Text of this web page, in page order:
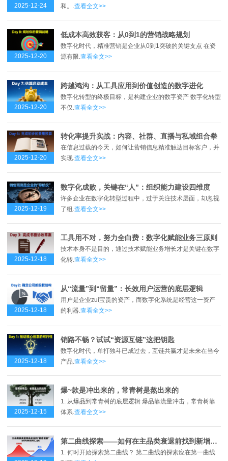
2025-12-24
和。. 查看全文>>
2025-12-20
低成本高效获客：从0到1的营销战略规划
数字化时代，精准营销是企业从0到1突破的关键支点 在资
源有限.查看全文>>
2025-12-20
跨越鸿沟：从工具应用到价值创造的数字进化
数字化转型的终极目标，是构建企业的数字资产 数字化转型
不仅. 查看全文>>
2025-12-20
转化率提升实战：内容、社群、直播与私域组合拳
在信息过载的今天，如何让营销信息精准触达目标客户，并
实现.查看全文>>
2025-12-19
数字化成败，关键在“人”：组织能力建设四维度
许多企业在数字化转型过程中，过于关注技术层面，却忽视
了组.查看全文>>
2025-12-18
工具用不对，努力全白费：数字化赋能业务三原则
技术本身不是目的，通过技术赋能业务增长才是关键在数字
化转.查看全文>>
2025-12-18
从“流量”到“留量”：长效用户运营的底层逻辑
用户是企业zui宝贵的资产，而数字化系统是经营这一资产
的利器.查看全文>>
2025-12-18
销路不畅？试试“资源互链”这把钥匙
数字化时代，单打独斗已成过去，互链共赢才是未来在当今
产品. 查看全文>>
2025-12-15
爆~款是冲出来的，常青树是熬出来的
1. 从爆品到常青树的底层逻辑 爆品靠流量冲击，常青树靠
体系.查看全文>>
第二曲线探索——如何在主品类衰退前找到新增长点？
1. 何时开始探索第二曲线？ 第二曲线的探索应在第一曲线